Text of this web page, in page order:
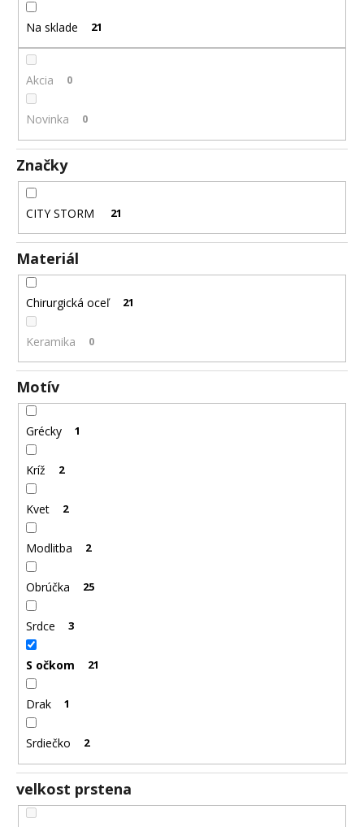
o
v
Na sklade 21
Akcia 0
Novinka 0
Značky
CITY STORM 21
Materiál
Chirurgická oceľ 21
Keramika 0
Motív
Grécky 1
Kríž 2
Kvet 2
Modlitba 2
Obrúčka 25
Srdce 3
S očkom 21
Drak 1
Srdiečko 2
velkost prstena
á
j
O
d
o
č
a
m
OCEĽOVÁ
RETIAZKA
PRÍVESKOM
KRÍŽ
DAMIAN
PRI
TOMTO
PRODUKTE
SI
MÔŽETE
ZVOLIŤ
DĹŽKU
RETIAZKY
16,48